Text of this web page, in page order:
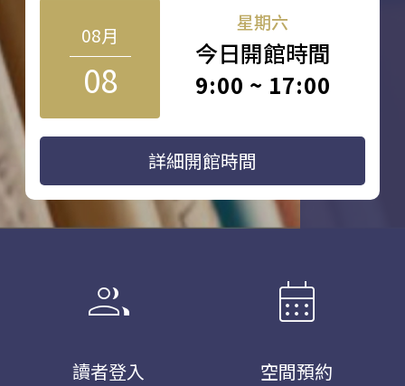
08月
08
星期六
今日開館時間
9:00 ~ 17:00
詳細開館時間
group
讀者登入
calendar_month
空間預約